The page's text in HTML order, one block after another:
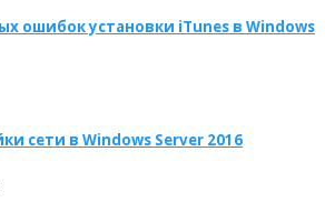
ошибок установки iTunes в Windows
сети в Windows Server 2016